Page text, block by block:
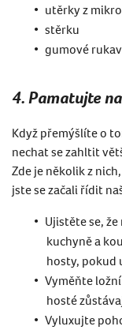
utěrky z
stěrku
gumové
4. Pamatujte
Když přemýšlíte o
nechat se zahltit v
Zde je několik z
jste se začali řídit na
Ujistěte se, že
kuchyně a
hosty, pokud
Vyměňte lo
hosté
Vyluxujte